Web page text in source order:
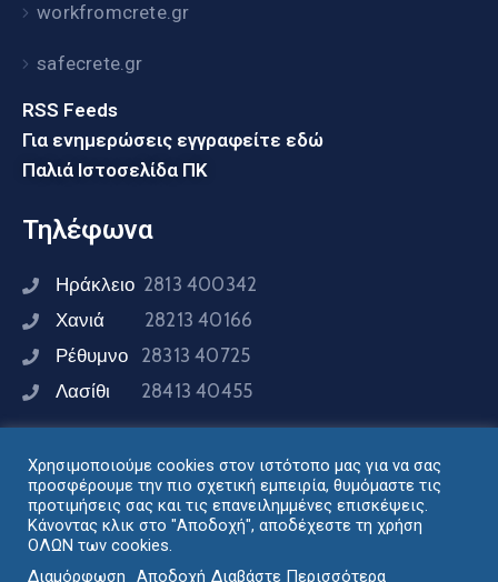
workfromcrete.gr
safecrete.gr
RSS Feeds
Για ενημερώσεις εγγραφείτε εδώ
Παλιά Ιστοσελίδα ΠΚ
Τηλέφωνα
Ηράκλειο 2813 400342
Χανιά 28213 40166
Ρέθυμνο 28313 40725
Λασίθι 28413 40455
Συνδεθείτε μαζί μας
Σχεδιασμός - Ανάπτυξη: Διεύθυνση Ηλεκτρονικής
Χρησιμοποιούμε cookies στον ιστότοπο μας για να σας
προσφέρουμε την πιο σχετική εμπειρία, θυμόμαστε τις
προτιμήσεις σας και τις επανειλημμένες επισκέψεις.
Κάνοντας κλικ στο "Αποδοχή", αποδέχεστε τη χρήση
ΟΛΩΝ των cookies.
Διαμόρφωση
Αποδοχή Διαβάστε Περισσότερα